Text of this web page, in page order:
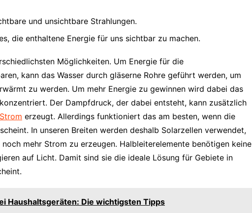
und unsichtbare Strahlungen.
die enthaltene Energie für uns sichtbar zu machen.
Möglichkeiten. Um Energie für die
kann das Wasser durch gläserne Rohre geführt werden, um
zu werden. Um mehr Energie zu gewinnen wird dabei das
Der Dampfdruck, der dabei entsteht, kann zusätzlich
Strom erzeugt. Allerdings funktioniert das am besten, wenn die
In unseren Breiten werden deshalb Solarzellen verwendet,
mehr Strom zu erzeugen. Halbleiterelemente benötigen keine
auf Licht. Damit sind sie die ideale Lösung für Gebiete in
Haushaltsgeräten: Die wichtigsten Tipps